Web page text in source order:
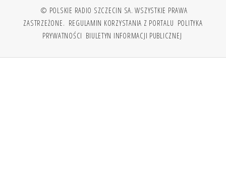
© POLSKIE RADIO SZCZECIN SA. WSZYSTKIE PRAWA
ZASTRZEŻONE. REGULAMIN KORZYSTANIA Z PORTALU POLITYKA
PRYWATNOŚCI BIULETYN INFORMACJI PUBLICZNEJ